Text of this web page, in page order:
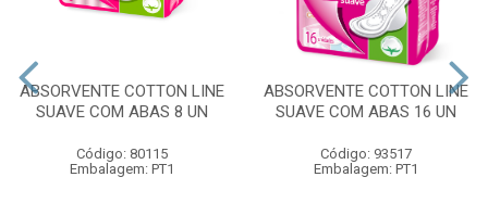
ABSORVENTE COTTON LINE
SUAVE COM ABAS 8 UN
Código: 80115
Embalagem: PT1
ABSORVENTE COTTON LINE
SUAVE COM ABAS 16 UN
Código: 93517
Embalagem: PT1